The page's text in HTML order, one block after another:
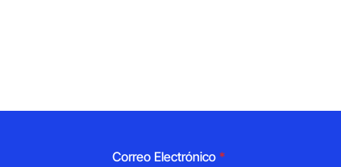
Correo Electrónico *